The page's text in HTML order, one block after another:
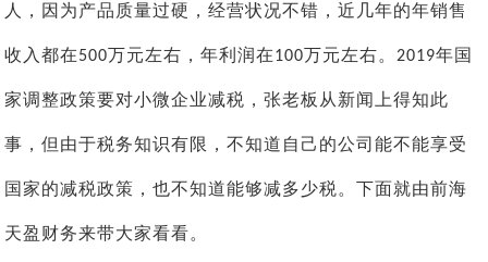
人，因为产品质量过硬，经营状况不错，近几年的年销售
收入都在500万元左右，年利润在100万元左右。 2019年国
家调整政策要对小微企业减税，张老板从新闻上得知此
事，但由于税务知识有限，不知道自己的公司能不能享受
国家的减税政策，也不知道能够减多少税。下面就由前海
天盈财务来带大家看看。